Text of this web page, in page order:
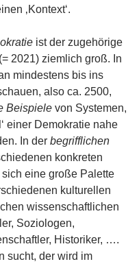
‚Kontext‘.
ist der zugehörige
2021) ziemlich groß. In
mindestens bis ins
also ca. 2500,
Beispiele von Systemen,
einer Demokratie nahe
In der begrifflichen
konkreten
eine große Palette
kulturellen
wissenschaftlichen
Soziologen,
Historiker, ….
sucht, der wird im